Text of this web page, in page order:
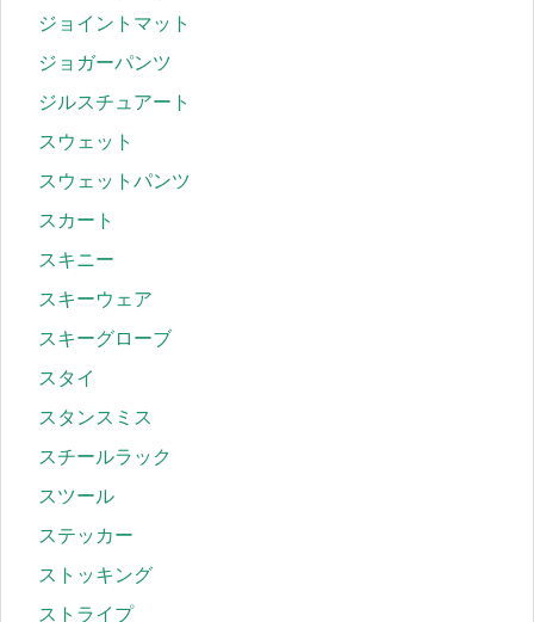
ジョイントマット
ジョガーパンツ
ジルスチュアート
スウェット
スウェットパンツ
スカート
スキニー
スキーウェア
スキーグローブ
スタイ
スタンスミス
スチールラック
スツール
ステッカー
ストッキング
ストライプ